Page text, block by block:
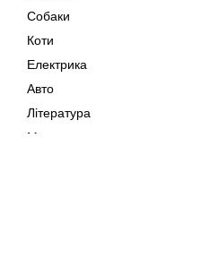
Собаки
Коти
Електрика
Авто
Література
Музика